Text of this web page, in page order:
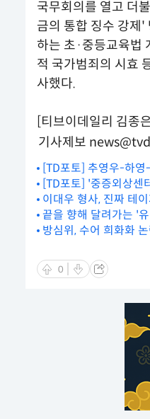
국무회의를 열고 더
금의 통합 징수 강제
하는 초·중등교육법
적 국가범죄의 시효
사했다.
[티브이데일리 김
기사제보
[TD포토] 추영우-하
[TD포토] '중증외상센
이대우 형사, 진짜 테
끝을 향해 달려가는 '
방심위, 수어 희화화
0